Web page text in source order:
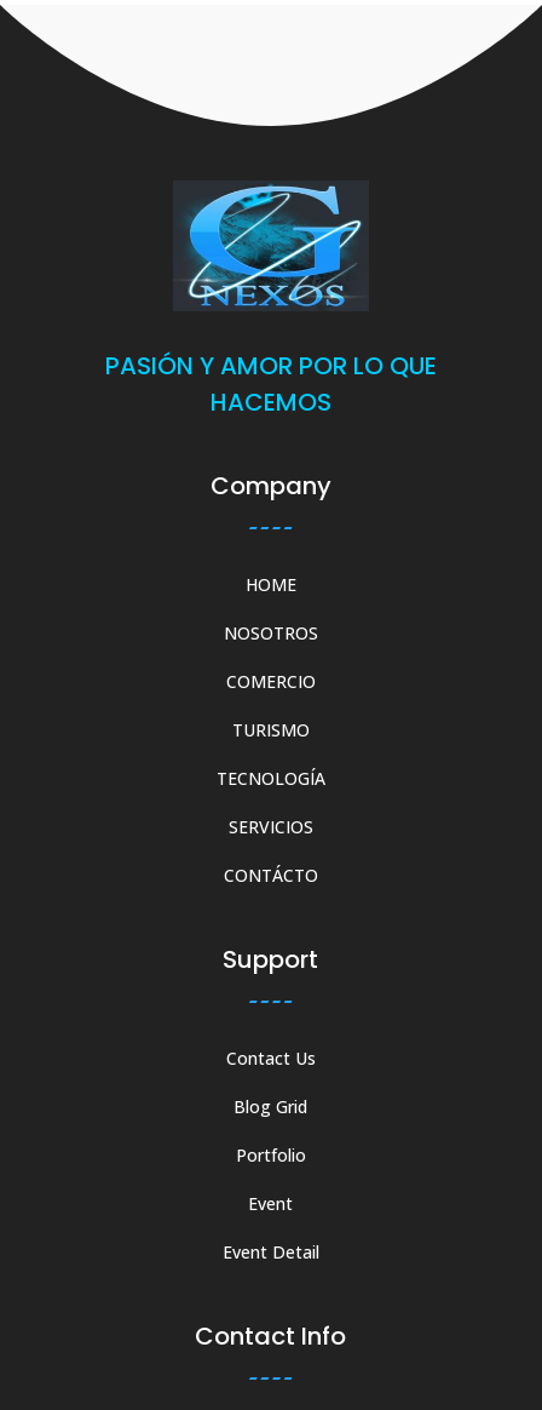
PASIÓN Y AMOR POR LO QUE
HACEMOS
Company
HOME
NOSOTROS
COMERCIO
TURISMO
TECNOLOGÍA
SERVICIOS
CONTÁCTO
Support
Contact Us
Blog Grid
Portfolio
Event
Event Detail
Contact Info